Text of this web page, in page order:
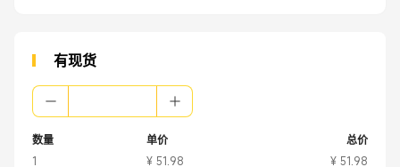
有现货
数量
1
单价
¥ 51.98
总价
¥ 51.98